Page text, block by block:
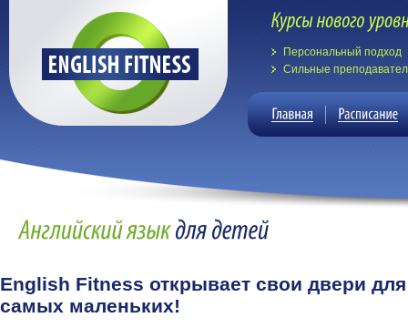
Персональный подход
Сильные
English Fitness открывает свои двери для
самых маленьких!